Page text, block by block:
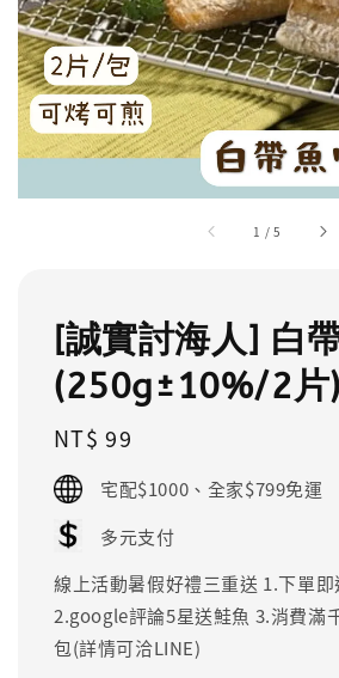
1 /5
[誠實討海人] 白
(250g±10%/2片)
Regular
price
NT$ 99
宅配$1000、全家$799免運
多元支付
線上活動暑假好禮三重送 1.下單
2.google評論5星送鮭魚 3.消費滿
包(詳情可洽LINE)